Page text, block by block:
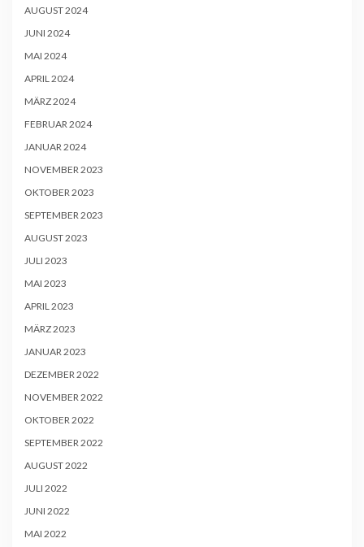
AUGUST 2024
JUNI 2024
MAI 2024
APRIL 2024
MÄRZ 2024
FEBRUAR 2024
JANUAR 2024
NOVEMBER 2023
OKTOBER 2023
SEPTEMBER 2023
AUGUST 2023
JULI 2023
MAI 2023
APRIL 2023
MÄRZ 2023
JANUAR 2023
DEZEMBER 2022
NOVEMBER 2022
OKTOBER 2022
SEPTEMBER 2022
AUGUST 2022
JULI 2022
JUNI 2022
MAI 2022